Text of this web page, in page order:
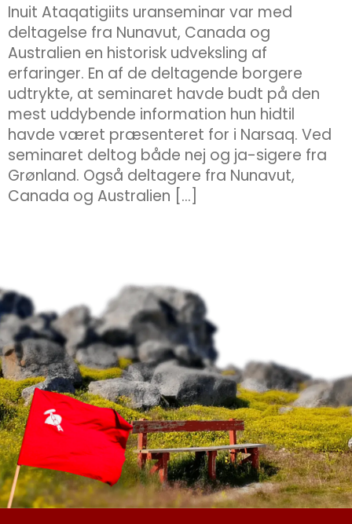
Inuit Ataqatigiits uranseminar var med
deltagelse fra Nunavut, Canada og
Australien en historisk udveksling af
erfaringer. En af de deltagende borgere
udtrykte, at seminaret havde budt på den
mest uddybende information hun hidtil
havde været præsenteret for i Narsaq. Ved
seminaret deltog både nej og ja-sigere fra
Grønland. Også deltagere fra Nunavut,
Canada og Australien […]